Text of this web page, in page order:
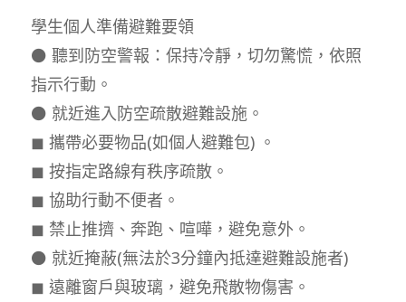
學生個人準備避難要領
⚫ 聽到防空警報：保持冷靜，切勿驚慌，依照
指示行動。
⚫ 就近進入防空疏散避難設施。
◼ 攜帶必要物品(如個人避難包) 。
◼ 按指定路線有秩序疏散。
◼ 協助行動不便者。
◼ 禁止推擠、奔跑、喧嘩，避免意外。
⚫ 就近掩蔽(無法於3分鐘內抵達避難設施者)
◼ 遠離窗戶與玻璃，避免飛散物傷害。